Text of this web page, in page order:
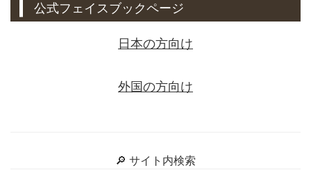
公式フェイスブックページ
日本の方向け
外国の方向け
🔎 サイト内検索